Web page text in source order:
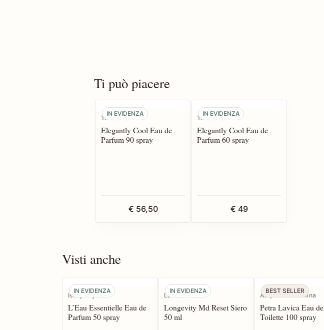
Ti può piacere
IN EVIDENZA
Trussardi
Elegantly Cool Eau de
Parfum 90 spray
€ 56,50
IN EVIDENZA
Trussardi
Elegantly Cool Eau de
Parfum 60 spray
€ 49
Visti anche
IN EVIDENZA
Issey Miyake
L’Eau Essentielle Eau de
Parfum 50 spray
IN EVIDENZA
Lancome
Longevity Md Reset Siero
50 ml
BEST SELLER
Acqua di Taormina
Petra Lavica Eau de
Toilette 100 spray